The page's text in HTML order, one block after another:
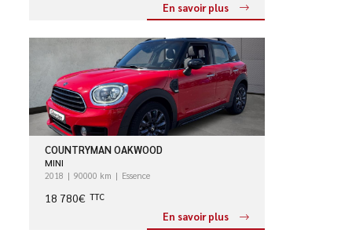
En savoir plus
COUNTRYMAN OAKWOOD
MINI
2018 90000 km Essence
18 780€ TTC
En savoir plus